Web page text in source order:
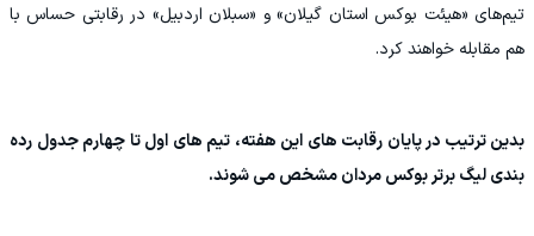
تیم‌های «هیئت بوکس استان گیلان» و «سبلان اردبیل» در رقابتی حساس با
هم مقابله خواهند کرد.
بدین ترتیب در پایان رقابت های این هفته، تیم های اول تا چهارم جدول رده
بندی لیگ برتر بوکس مردان مشخص می شوند.